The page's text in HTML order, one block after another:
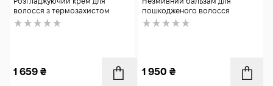
волосся з термозахистом
1 659 ₴
пошкодженого волосся
1 950 ₴